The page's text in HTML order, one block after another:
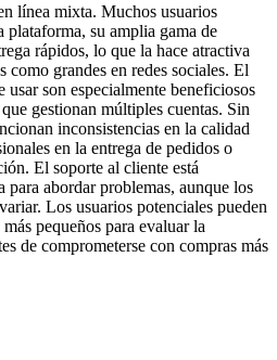
línea mixta. Muchos usuarios
plataforma, su amplia gama de
rápidos, lo que la hace atractiva
como grandes en redes sociales. El
son especialmente beneficiosos
gestionan múltiples cuentas. Sin
inconsistencias en la calidad
en la entrega de pedidos o
El soporte al cliente está
para abordar problemas, aunque los
Los usuarios potenciales pueden
pequeños para evaluar la
de comprometerse con compras más